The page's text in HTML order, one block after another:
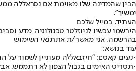
הבין שהמדינה שלו מאוימת אם נסראללה
ימשיך".
העתיד, במייל שלכם
הירשמו עכשיו לניוזלטר טכנולוגיה, מדע
בהרשמה, אני מאשר/ת אתתנאי השימוש
עוד בנושא:
•נעים קאסם: "חיזבאללה מעוניין לשמור על
•תסריט האימים בגבול הצפון לא התממש,